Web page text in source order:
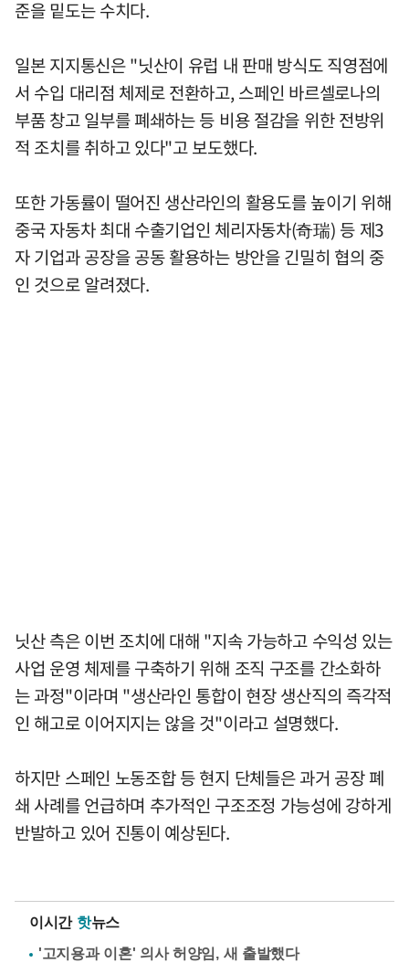
준을 밑도는 수치다.
일본 지지통신은 "닛산이 유럽 내 판매 방식도 직영점에
서 수입 대리점 체제로 전환하고, 스페인 바르셀로나의
부품 창고 일부를 폐쇄하는 등 비용 절감을 위한 전방위
적 조치를 취하고 있다"고 보도했다.
또한 가동률이 떨어진 생산라인의 활용도를 높이기 위해
중국 자동차 최대 수출기업인 체리자동차(奇瑞) 등 제3
자 기업과 공장을 공동 활용하는 방안을 긴밀히 협의 중
인 것으로 알려졌다.
닛산 측은 이번 조치에 대해 "지속 가능하고 수익성 있는
사업 운영 체제를 구축하기 위해 조직 구조를 간소화하
는 과정"이라며 "생산라인 통합이 현장 생산직의 즉각적
인 해고로 이어지지는 않을 것"이라고 설명했다.
하지만 스페인 노동조합 등 현지 단체들은 과거 공장 폐
쇄 사례를 언급하며 추가적인 구조조정 가능성에 강하게
반발하고 있어 진통이 예상된다.
이시간 핫뉴스
'고지용과 이혼' 의사 허양임, 새 출발했다